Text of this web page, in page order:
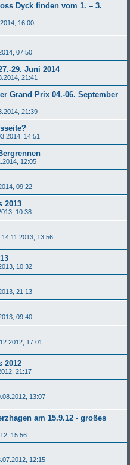
Dyck finden vom 1. – 3.
16:00
07:50
29. Juni 2014
21:41
Grand Prix 04.-06. September
21:39
14:51
12:05
09:22
2013
10:38
14.11.2013, 13:56
10:32
21:13
09:40
17:01
2012
21:17
13:07
am 15.9.12 - großes
15:56
12:15